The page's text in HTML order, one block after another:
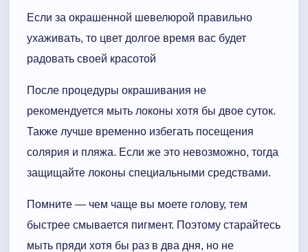
Если за окрашенной шевелюрой правильно
ухаживать, то цвет долгое время вас будет
радовать своей красотой
После процедуры окрашивания не
рекомендуется мыть локоны хотя бы двое суток.
Также лучше временно избегать посещения
солярия и пляжа. Если же это невозможно, тогда
защищайте локоны специальными средствами.
Помните — чем чаще вы моете голову, тем
быстрее смывается пигмент. Поэтому старайтесь
мыть пряди хотя бы раз в два дня, но не